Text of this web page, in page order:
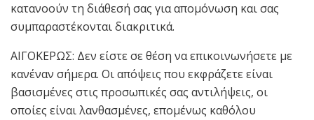
κατανοούν τη διάθεσή σας για απομόνωση και σας
συμπαραστέκονται διακριτικά.
ΑΙΓΟΚΕΡΩΣ: Δεν είστε σε θέση να επικοινωνήσετε με
κανέναν σήμερα. Οι απόψεις που εκφράζετε είναι
βασισμένες στις προσωπικές σας αντιλήψεις, οι
οποίες είναι λανθασμένες, επομένως καθόλου